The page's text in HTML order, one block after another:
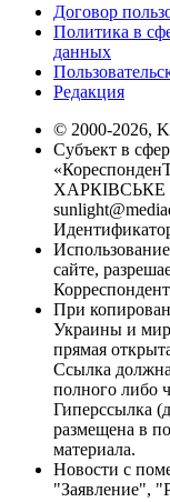
Договор
Политика в
данных
Редакция
© 2000-2026,
Субъект в
ХАРКІВСЬКЕ
сайте,
При
Украины и
прямая
Ссылка
полного либо
Гиперссылка
размещена в
материала.
Новости с
"Заявление",